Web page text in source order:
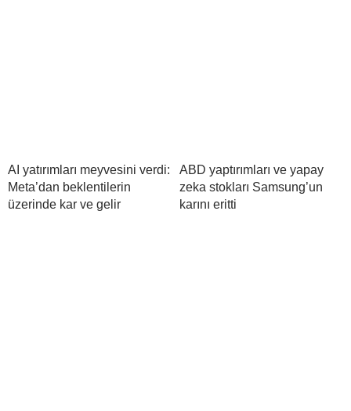
AI yatırımları meyvesini verdi:
Meta’dan beklentilerin
üzerinde kar ve gelir
ABD yaptırımları ve yapay
zeka stokları Samsung’un
karını eritti